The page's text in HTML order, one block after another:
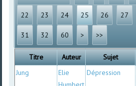
22 23 24 25 26 27
31 32 60 > >>
Titre Auteur Sujet
Jung
Elie
Dépression